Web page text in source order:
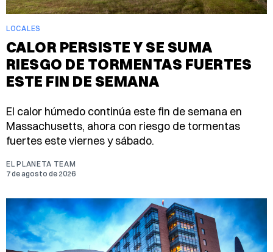
LOCALES
CALOR PERSISTE Y SE SUMA
RIESGO DE TORMENTAS FUERTES
ESTE FIN DE SEMANA
El calor húmedo continúa este fin de semana en
Massachusetts, ahora con riesgo de tormentas
fuertes este viernes y sábado.
EL PLANETA TEAM
7 de agosto de 2026